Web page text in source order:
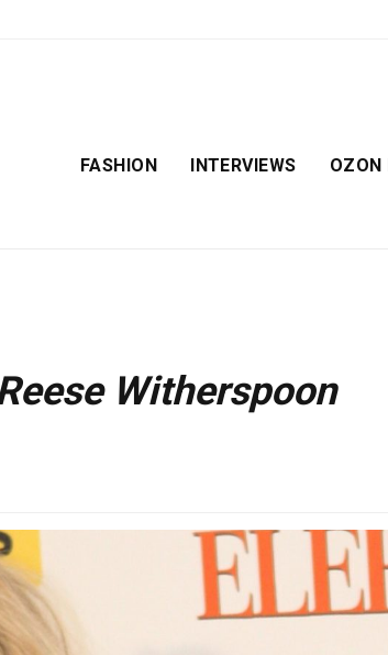
FASHION INTERVIEWS OZON
Witherspoon